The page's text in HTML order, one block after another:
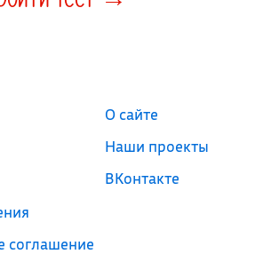
соглашение
О сайте
Наши проекты
ВКонтакте